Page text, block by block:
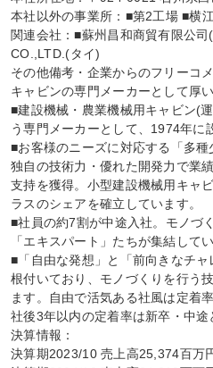
本社以外の事業所：■第2工場 ■横
関連会社：■蘇州昌和商貿有限公
CO.,LTD.(タイ)
その他備考・企業からのフリーコ
キャビンの専門メーカーとして厚
■建設機械・農業機械用キャビン(
う専門メーカーとして、1974年に
■お客様のニーズに対応する「多種
独自の技術力・優れた開発力で業
支持を獲得。小型建設機械用キャ
ラスのシェアを確立しています。
■社員の約7割が中途入社。モノづ
「エキスパート」たちが集結してい
■「自由な発想」と「前向きなチ
根付いており、モノづくりを行う
ます。自由で活気ある社風は定着
社後3年以内の定着率は新卒・中途
決算情報：
決算期2023/10 売上高25,374百万